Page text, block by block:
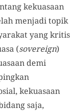
kekuasaan
menjadi topik
yang kritis
(sovereign)
demi
kekuasaan
saja,